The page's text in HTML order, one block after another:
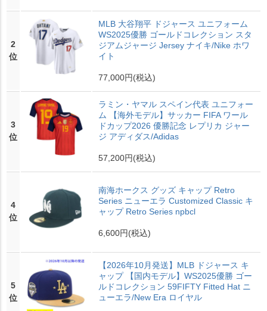
2
位
MLB 大谷翔平 ドジャース ユニフォーム
WS2025優勝 ゴールドコレクション スタ
ジアムジャージ Jersey ナイキ/Nike ホワ
イト
77,000円(税込)
3
位
ラミン・ヤマル スペイン代表 ユニフォー
ム 【海外モデル】サッカー FIFA ワール
ドカップ2026 優勝記念 レプリカ ジャー
ジ アディダス/Adidas
57,200円(税込)
4
位
南海ホークス グッズ キャップ Retro
Series ニューエラ Customized Classic キ
ャップ Retro Series npbcl
6,600円(税込)
5
位
【2026年10月発送】MLB ドジャース キ
ャップ 【国内モデル】WS2025優勝 ゴー
ルドコレクション 59FIFTY Fitted Hat ニ
ューエラ/New Era ロイヤル